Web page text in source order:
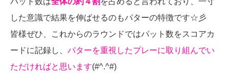
した意識で結果を伸ばせるのもパターの特徴です☆彡
皆様ぜひ、これからのラウンドではパット数をスコアカ
ードに記録し、 パターを重視したプレーに取り組んでい
ただければと思います(#^.^#)